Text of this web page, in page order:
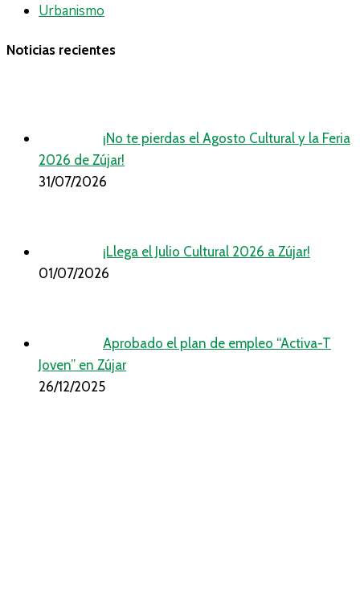
Urbanismo
Noticias recientes
¡No te pierdas el Agosto Cultural y la Feria
2026 de Zújar!
31/07/2026
¡Llega el Julio Cultural 2026 a Zújar!
01/07/2026
Aprobado el plan de empleo “Activa-T
Joven” en Zújar
26/12/2025